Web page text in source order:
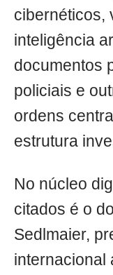
cibernéticos,
inteligência
documentos
policiais e
ordens
estrutura
No núcleo
citados é o
Sedlmaier,
internacional